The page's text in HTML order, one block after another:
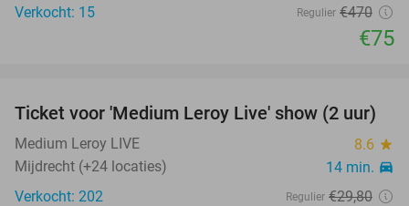
Verkocht: 15 Regulier €470
€75
33%
Ticket voor 'Medium Leroy Live' show (2 uur)
Medium Leroy LIVE 8.6 star
Mijdrecht (+24 locaties) 14 min. directions_car
Verkocht: 202 Regulier €29,80